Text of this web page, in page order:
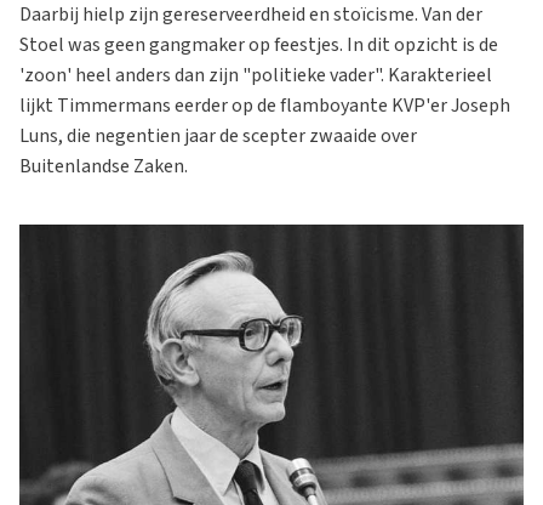
Daarbij hielp zijn gereserveerdheid en stoïcisme. Van der
Stoel was geen gangmaker op feestjes. In dit opzicht is de
'zoon' heel anders dan zijn "politieke vader". Karakterieel
lijkt Timmermans eerder op de flamboyante KVP'er Joseph
Luns, die negentien jaar de scepter zwaaide over
Buitenlandse Zaken.